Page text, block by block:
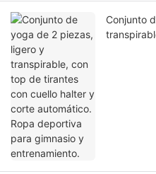
Conjunto